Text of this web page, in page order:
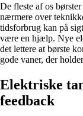
De fleste af os
nærmere over
tidsforbrug kan på
være en hjælp. Nye
det lettere at børste
gode vaner, der
Elektriske
feedback